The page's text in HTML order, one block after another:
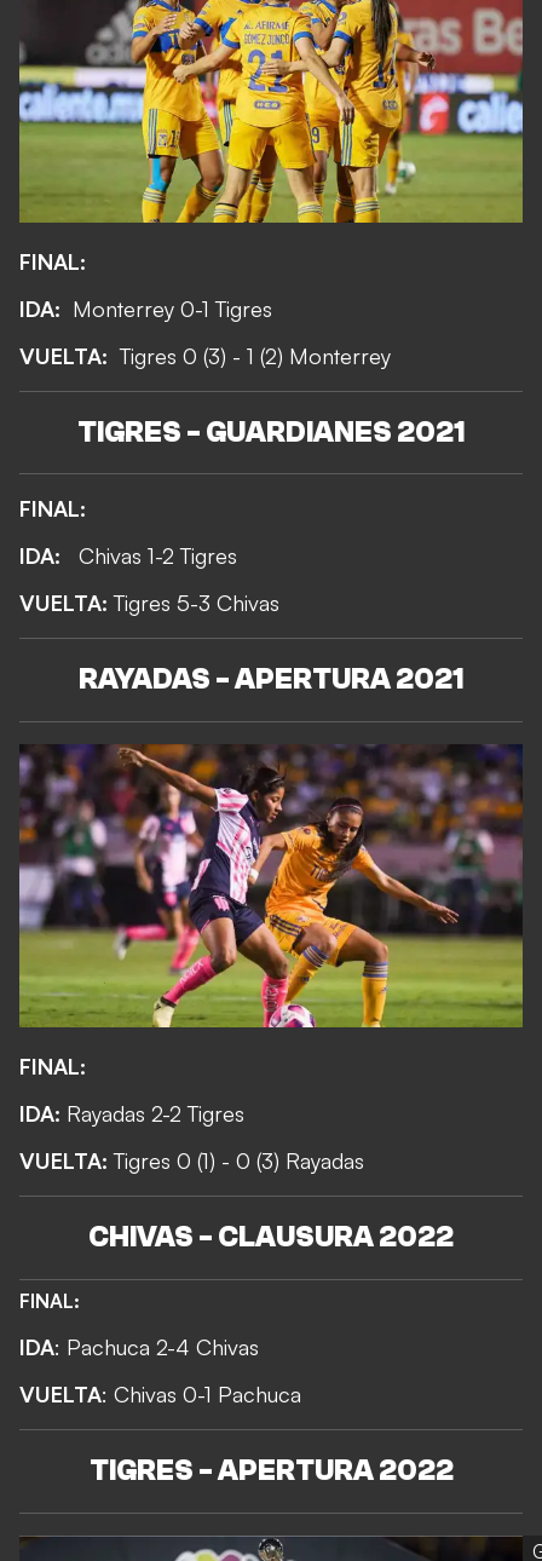
FINAL:
IDA: Monterrey 0-1 Tigres
VUELTA:Tigres 0 (3) - 1 (2) Monterrey
TIGRES - GUARDIANES 2021
FINAL:
IDA:
Chivas 1-2 Tigres
VUELTA:Tigres 5-3 Chivas
RAYADAS - APERTURA 2021
FINAL:
IDA: Rayadas 2-2 Tigres
VUELTA: Tigres 0 (1) - 0 (3) Rayadas
CHIVAS - CLAUSURA 2022
FINAL:
IDA: Pachuca 2-4 Chivas
VUELTA: Chivas 0-1 Pachuca
TIGRES - APERTURA 2022